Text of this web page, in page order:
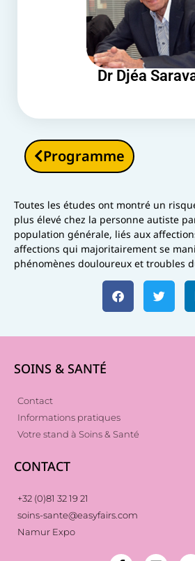
Dr Djéa
Programme
Toutes les études ont montré un
plus élevé chez la personne autiste
population générale, liés aux
affections qui majoritairement se
phénomènes douloureux et troubles
SOINS & SANTÉ
Contact
Informations pratiques
Votre stand à Soins & Santé
CONTACT
+32 (0)81 32 19 21
soins-sante@easyfairs.com
Namur Expo